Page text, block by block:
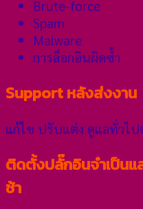
Brute-force
Spam
Malware
การล็อกอินผิดซ้ำ
Support หลังส่งงาน
แก้ไข ปรับแต่ง ดูแลทั่วไป
ติดตั้งปลั๊กอินจำเป็นแ
ช้า